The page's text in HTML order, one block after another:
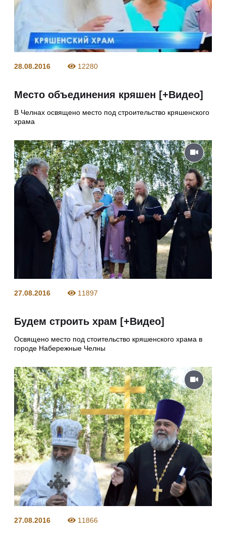
28.08.2016 12280
Место объединения кряшен [+Видео]
В Челнах освящено место под строительство кряшенского
храма
27.08.2016 11897
Будем строить храм [+Видео]
Освящено место под стоительство кряшенского храма в
городе Набережные Челны
27.08.2016 11866